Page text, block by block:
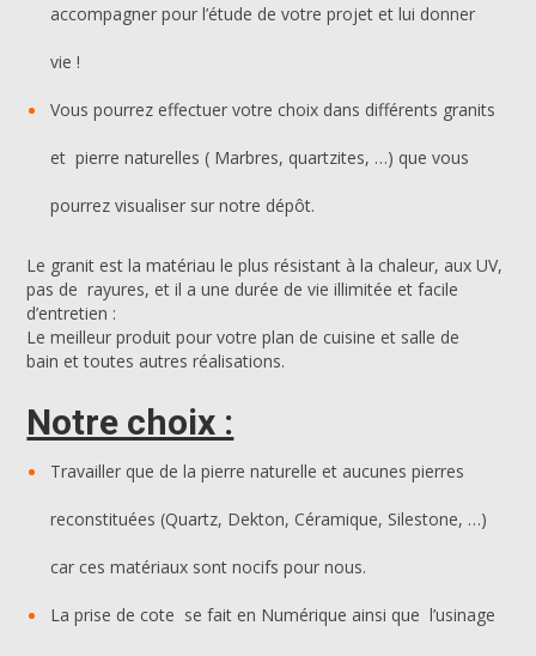
accompagner pour l’étude de votre projet et lui donner
vie !
Vous pourrez effectuer votre choix dans différents granits
et pierre naturelles ( Marbres, quartzites, …) que vous
pourrez visualiser sur notre dépôt.
Le granit est la matériau le plus résistant à la chaleur, aux UV,
pas de rayures, et il a une durée de vie illimitée et facile
d’entretien :
Le meilleur produit pour votre plan de cuisine et salle de
bain et toutes autres réalisations.
Notre choix :
Travailler que de la pierre naturelle et aucunes pierres
reconstituées (Quartz, Dekton, Céramique, Silestone, …)
car ces matériaux sont nocifs pour nous.
La prise de cote se fait en Numérique ainsi que l’usinage